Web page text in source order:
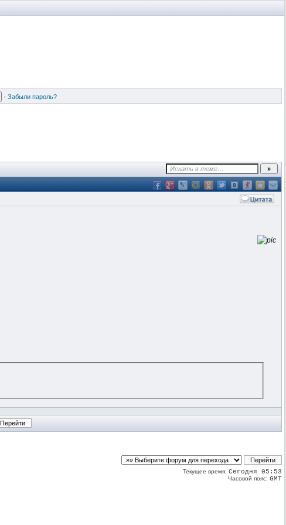
· Забыли пароль?
Текущее время: Сегодня 05:53
Часовой пояс: GMT